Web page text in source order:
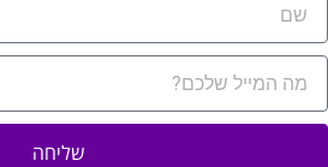
שליחה